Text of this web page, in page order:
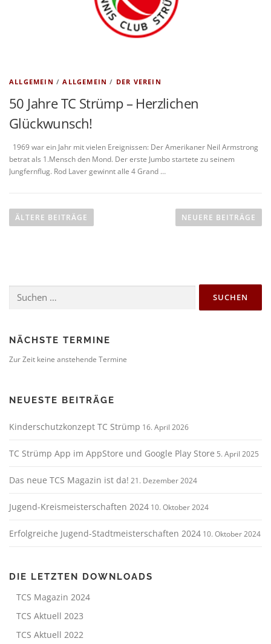
ALLGEMEIN /ALLGEMEIN / DER VEREIN
50 Jahre TC Strümp – Herzlichen
Glückwunsch!
1969 war ein Jahr mit vielen Ereignissen: Der Amerikaner Neil Armstrong
betrat als 1.Mensch den Mond. Der erste Jumbo startete zu seinem
Jungfernflug. Rod Laver gewinnt alle 4 Grand …
e
a
v
a
t
o
ÄLTERE BEITRÄGE NEUERE BEITRÄGE
nach:
NÄCHSTE TERMINE
Zur Zeit keine anstehende Termine
NEUESTE BEITRÄGE
Kinderschutzkonzept TC Strümp 16. April 2026
TC Strümp App im AppStore und Google Play Store 5. April 2025
Das neue TCS Magazin ist da! 21. Dezember 2024
Jugend-Kreismeisterschaften 2024 10. Oktober 2024
Erfolgreiche Jugend-Stadtmeisterschaften 2024 10. Oktober 2024
DIE LETZTEN DOWNLOADS
TCS Magazin 2024
TCS Aktuell 2023
TCS Aktuell 2022